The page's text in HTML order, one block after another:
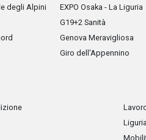
degli Alpini
EXPO Osaka - La Liguria
G19+2 Sanità
Genova Meravigliosa
Giro dell'Appennino